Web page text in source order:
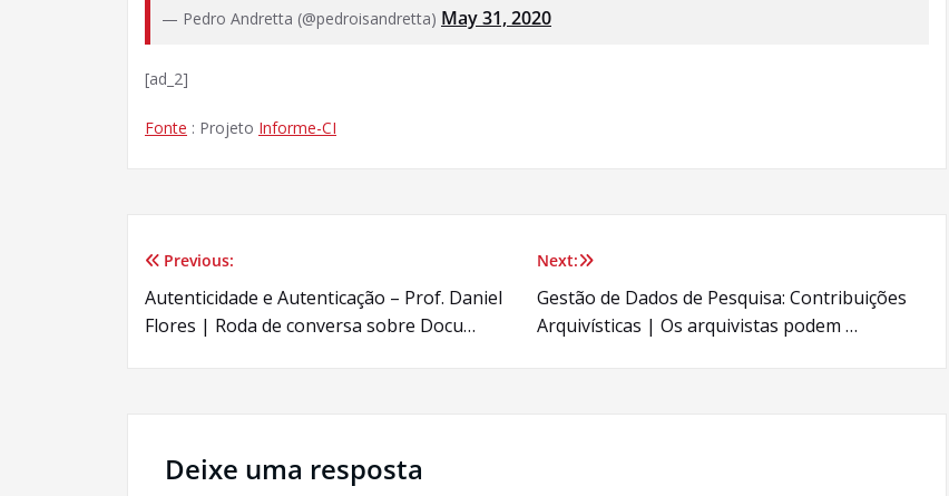
— Pedro Andretta (@pedroisandretta) May 31, 2020
[ad_2]
Fonte : Projeto Informe-CI
Navegação
de
Previous:
Autenticidade e Autenticação – Prof. Daniel
Flores | Roda de conversa sobre Docu…
Next:
Gestão de Dados de Pesquisa: Contribuições
Arquivísticas | Os arquivistas podem …
Deixe uma resposta